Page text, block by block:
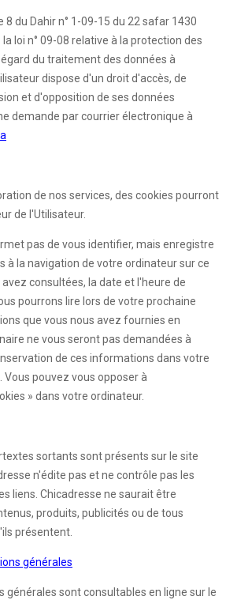
du Dahir n° 1-09-15 du 22 safar 1430
loi n° 09-08 relative à la protection des
du traitement des données à
dispose d'un droit d'accès, de
et d'opposition de ses données
demande par courrier électronique à
de nos services, des cookies pourront
de l'Utilisateur.
pas de vous identifier, mais enregistre
à la navigation de votre ordinateur sur ce
consultées, la date et l'heure de
pourrons lire lors de votre prochaine
que vous nous avez fournies en
ne vous seront pas demandées à
de ces informations dans votre
pouvez vous opposer à
» dans votre ordinateur.
sortants sont présents sur le site
n'édite pas et ne contrôle pas les
liens. Chicadresse ne saurait être
produits, publicités ou de tous
présentent.
générales
générales sont consultables en ligne sur le